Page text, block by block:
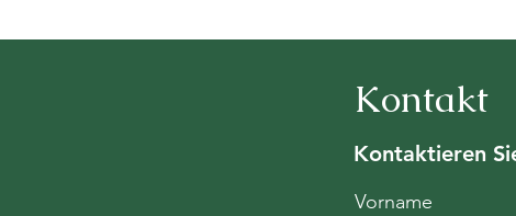
Kontakt
Kontaktieren
Vorname